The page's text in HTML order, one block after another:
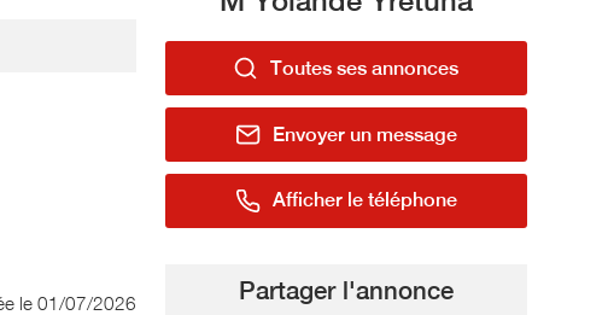
le 01/07/2026
Toutes ses annonces
Envoyer un message
Afficher le téléphone
Partager l'annonce